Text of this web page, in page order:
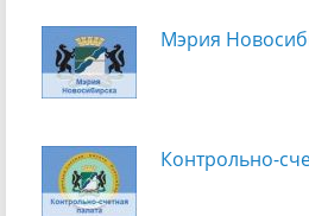
Мэрия
Контрольно-